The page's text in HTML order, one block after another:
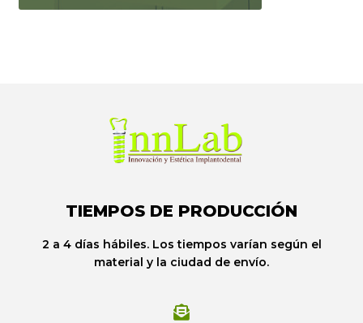
TIEMPOS DE PRODUCCIÓN
2 a 4 días hábiles. Los tiempos varían según el
material y la ciudad de envío.